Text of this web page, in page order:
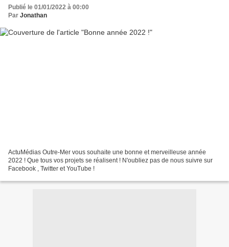
Publié le 01/01/2022 à 00:00
Par Jonathan
ActuMédias Outre-Mer vous souhaite une bonne et merveilleuse année
2022 ! Que tous vos projets se réalisent ! N'oubliez pas de nous suivre sur
Facebook , Twitter et YouTube !